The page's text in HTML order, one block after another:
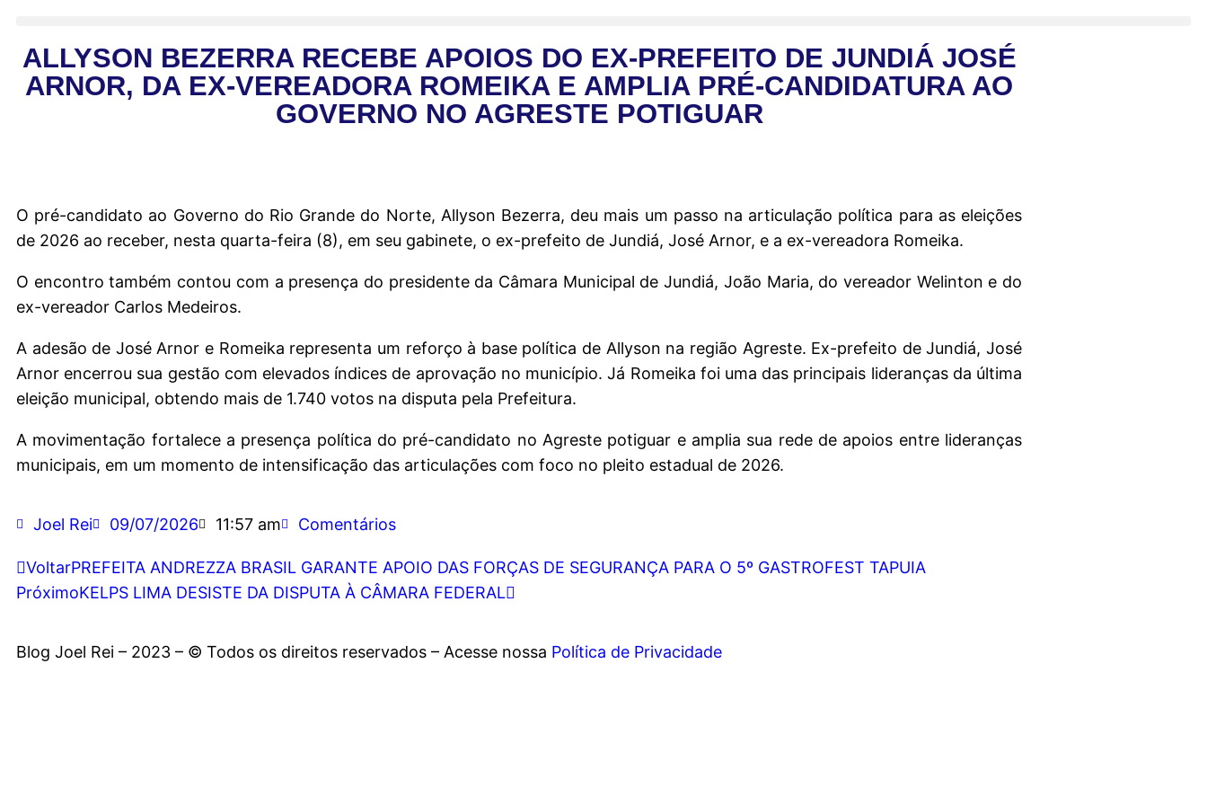
ALLYSON BEZERRA RECEBE APOIOS DO EX-PREFEITO DE JUNDIÁ JOSÉ
ARNOR, DA EX-VEREADORA ROMEIKA E AMPLIA PRÉ-CANDIDATURA AO
GOVERNO NO AGRESTE POTIGUAR
O pré-candidato ao Governo do Rio Grande do Norte, Allyson Bezerra, deu mais um passo na articulação política para as eleições
de 2026 ao receber, nesta quarta-feira (8), em seu gabinete, o ex-prefeito de Jundiá, José Arnor, e a ex-vereadora Romeika.
O encontro também contou com a presença do presidente da Câmara Municipal de Jundiá, João Maria, do vereador Welinton e do
ex-vereador Carlos Medeiros.
A adesão de José Arnor e Romeika representa um reforço à base política de Allyson na região Agreste. Ex-prefeito de Jundiá, José
Arnor encerrou sua gestão com elevados índices de aprovação no município. Já Romeika foi uma das principais lideranças da última
eleição municipal, obtendo mais de 1.740 votos na disputa pela Prefeitura.
A movimentação fortalece a presença política do pré-candidato no Agreste potiguar e amplia sua rede de apoios entre lideranças
municipais, em um momento de intensificação das articulações com foco no pleito estadual de 2026.
Joel Rei 09/07/2026 11:57 am Comentários
VoltarPREFEITA ANDREZZA BRASIL GARANTE APOIO DAS FORÇAS DE SEGURANÇA PARA O 5º GASTROFEST TAPUIA
PróximoKELPS LIMA DESISTE DA DISPUTA À CÂMARA FEDERAL
Blog Joel Rei – 2023 – © Todos os direitos reservados – Acesse nossa Política de Privacidade